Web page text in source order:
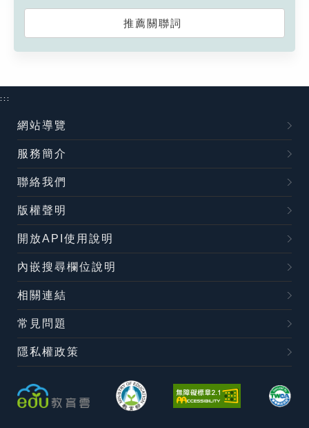
推薦關聯詞
:::
網站導覽
服務簡介
聯絡我們
版權聲明
開放API使用說明
內嵌搜尋欄位說明
相關連結
常見問題
隱私權政策